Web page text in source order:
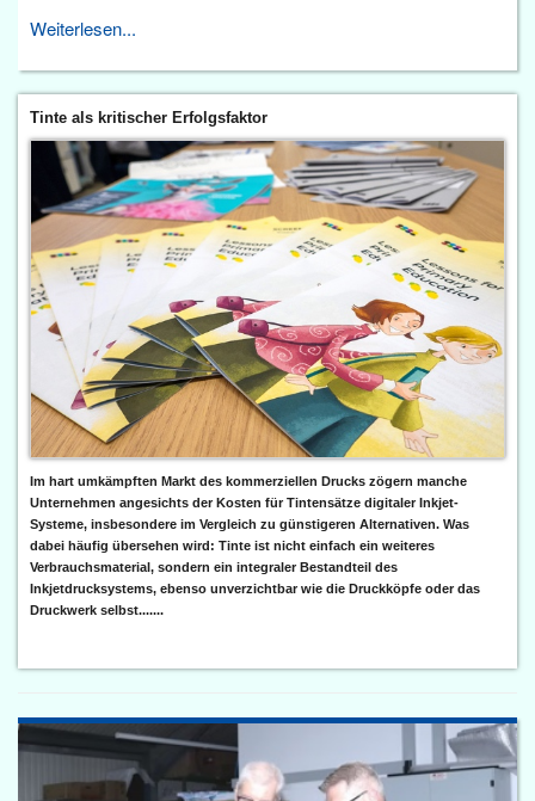
Weiterlesen...
Tinte als kritischer Erfolgsfaktor
Im hart umkämpften Markt des kommerziellen Drucks zögern manche
Unternehmen angesichts der Kosten für Tintensätze digitaler Inkjet-
Systeme, insbesondere im Vergleich zu günstigeren Alternativen. Was
dabei häufig übersehen wird: Tinte ist nicht einfach ein weiteres
Verbrauchsmaterial, sondern ein integraler Bestandteil des
Inkjetdrucksystems, ebenso unverzichtbar wie die Druckköpfe oder das
Druckwerk selbst.......